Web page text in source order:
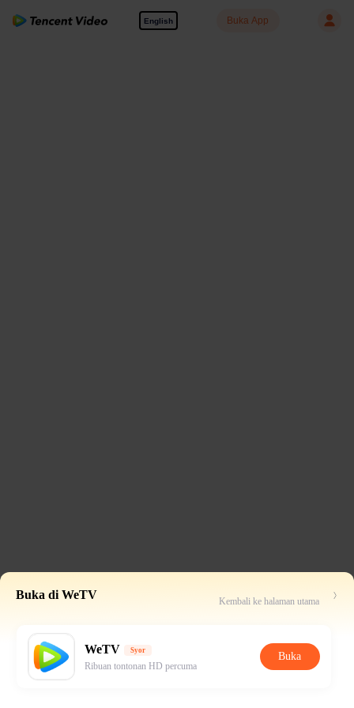
English Buka App
Buka di WeTV Kembali ke halaman utama
WeTV Syor
Ribuan tontonan HD percuma
Buka